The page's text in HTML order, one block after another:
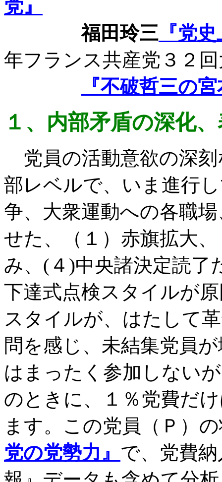
党』
福田玲三 『党
年フランス共産党３２
『不破哲三の
１、 内部矛盾の深化
党員の活動意欲の深刻
部レベルで、いま進行
争、大衆運動への各職
せた、（１）赤旗拡大
み、 ( ４ )中央諸決定読了
下達式点検スタイルが
スタイルが、はたして
問を感じ、未結集党員
はまったく参加しない
のときに、１％党費だ
ます。この党員（Ｐ）
党の党勢力』 で、党費